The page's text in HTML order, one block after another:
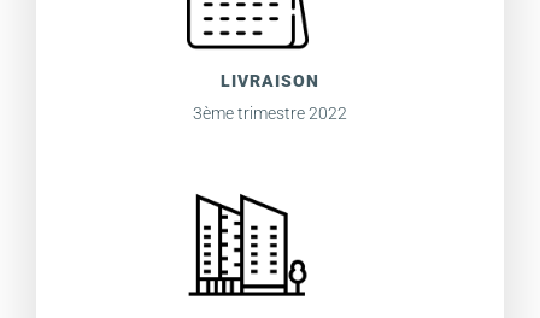
LIVRAISON
3ème trimestre 2022